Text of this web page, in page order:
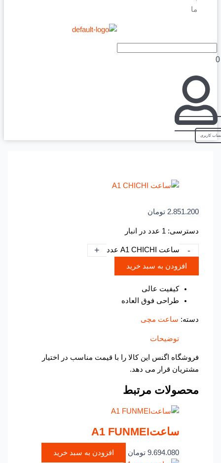
2.851.200 تومان
دسترسی: 1 عدد در انبار
ساعت A1 CHICHI عدد +
افزودن به سبد خرید
کیفیت عالی
طراحی فوق العاده
ساعت مچی
توضیحات
فروشگاه اگنس این کالا را با قیمت مناسب در اختیار
مشتریان قرار می دهد.
محصولات مرتبط
ساعتA1 FUNMEI
9.694.080 تومان افزودن به سبد خرید